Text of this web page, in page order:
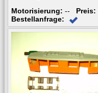
Motorisierung: -- Preis:
Bestellanfrage: